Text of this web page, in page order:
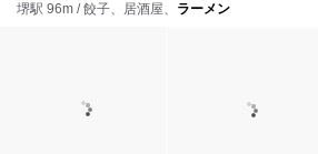
堺駅 96m / 餃子、居酒屋、 ラーメン